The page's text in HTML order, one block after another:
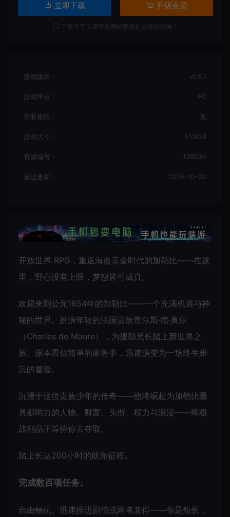
立即下载 升级会员
下载不了？请联系网站客服提交链接错误！
游戏版本： v1.5.1
游戏平台： PC
安装密码： 无
游戏大小： 51.9GB
资源编号： 136034
最近更新： 2025-10-02
开放世界 RPG，重返海盗黄金时代的加勒比——在这
里，野心没有上限，梦想皆可成真。
欢迎来到公元1654年的加勒比——一个充满机遇与神
秘的世界。扮演年轻的法国贵族查尔斯·德·莫尔
（Charles de Maure），为援助兄长踏上新世界之
旅。原本看似简单的家务事，迅速演变为一场终生难
忘的冒险。
沉浸于这位贵族少年的传奇——他将崛起为加勒比最
具影响力的人物。财富、头衔、权力与浪漫——终极
战利品正等待你去夺取。
踏上长达200小时的航海征程。
完成数百项任务。
自由畅玩、迅速推进剧情或两者兼得——你是船长，